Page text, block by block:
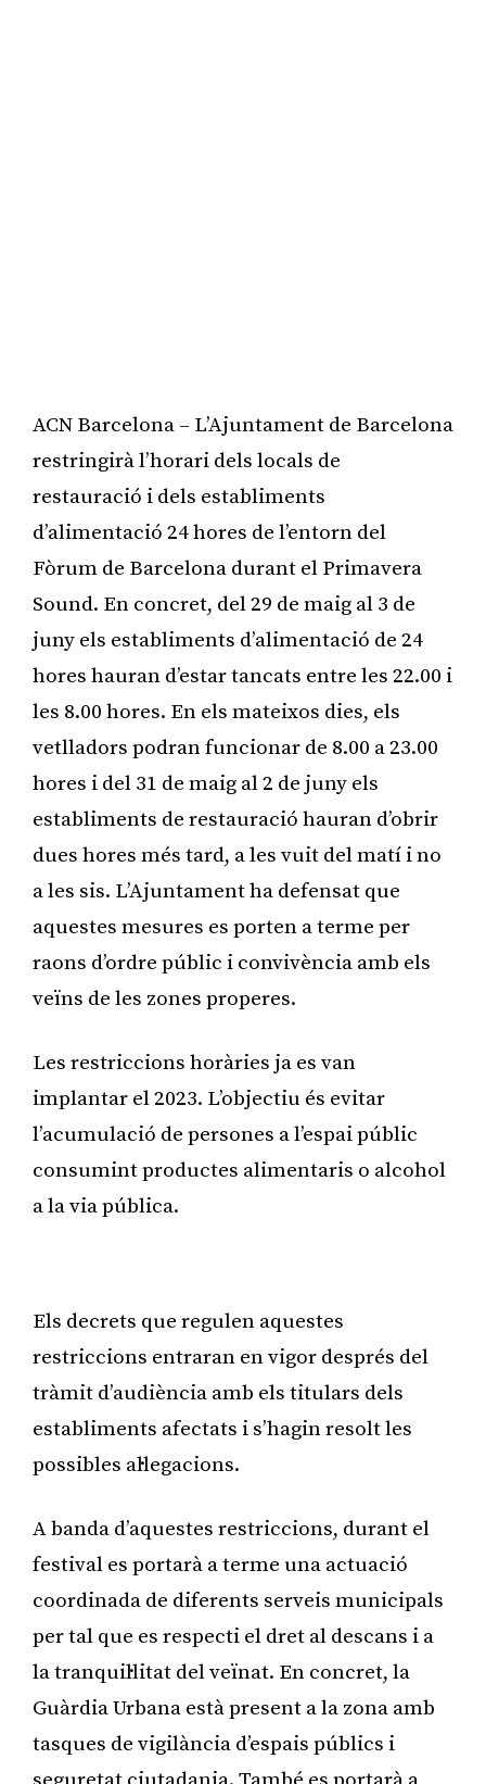
ACN Barcelona – L’Ajuntament de Barcelona
restringirà l’horari dels locals de
restauració i dels establiments
d’alimentació 24 hores de l’entorn del
Fòrum de Barcelona durant el Primavera
Sound. En concret, del 29 de maig al 3 de
juny els establiments d’alimentació de 24
hores hauran d’estar tancats entre les 22.00 i
les 8.00 hores. En els mateixos dies, els
vetlladors podran funcionar de 8.00 a 23.00
hores i del 31 de maig al 2 de juny els
establiments de restauració hauran d’obrir
dues hores més tard, a les vuit del matí i no
a les sis. L’Ajuntament ha defensat que
aquestes mesures es porten a terme per
raons d’ordre públic i convivència amb els
veïns de les zones properes.
Les restriccions horàries ja es van
implantar el 2023. L’objectiu és evitar
l’acumulació de persones a l’espai públic
consumint productes alimentaris o alcohol
a la via pública.
Els decrets que regulen aquestes
restriccions entraran en vigor després del
tràmit d’audiència amb els titulars dels
establiments afectats i s’hagin resolt les
possibles al·legacions.
A banda d’aquestes restriccions, durant el
festival es portarà a terme una actuació
coordinada de diferents serveis municipals
per tal que es respecti el dret al descans i a
la tranquil·litat del veïnat. En concret, la
Guàrdia Urbana està present a la zona amb
tasques de vigilància d’espais públics i